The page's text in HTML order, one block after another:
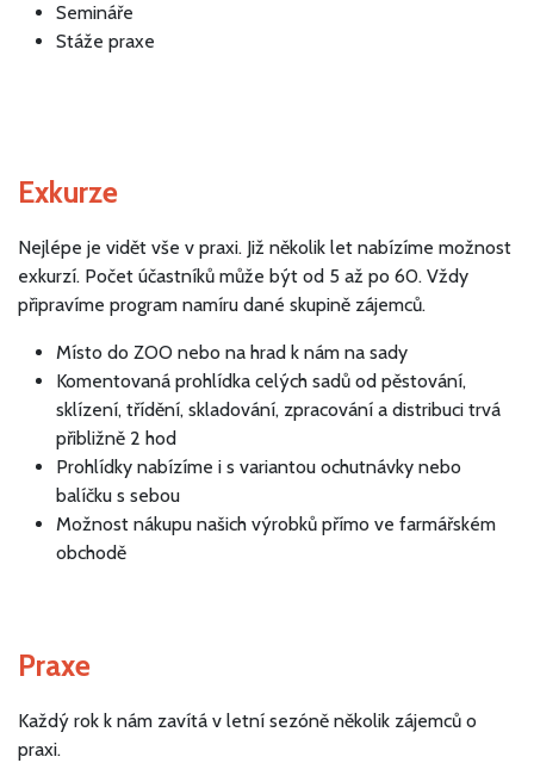
Semináře
Stáže praxe
Exkurze
Nejlépe je vidět vše v praxi. Již několik let nabízíme možnost
exkurzí. Počet účastníků může být od 5 až po 60. Vždy
připravíme program namíru dané skupině zájemců.
Místo do ZOO nebo na hrad k nám na sady
Komentovaná prohlídka celých sadů od pěstování,
sklízení, třídění, skladování, zpracování a distribuci trvá
přibližně 2 hod
Prohlídky nabízíme i s variantou ochutnávky nebo
balíčku s sebou
Možnost nákupu našich výrobků přímo ve farmářském
obchodě
Praxe
Každý rok k nám zavítá v letní sezóně několik zájemců o
praxi.